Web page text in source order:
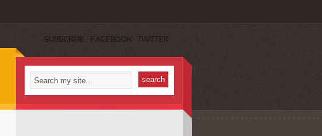
SUBSCRIBE FACEBOOK TWITTER